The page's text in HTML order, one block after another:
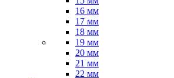
16 мм
17 мм
18 мм
19 мм
20 мм
21 мм
22 мм